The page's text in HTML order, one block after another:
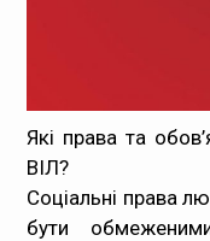
Які права та
ВІЛ?
Соціальні права
бути